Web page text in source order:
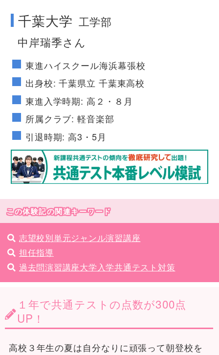
千葉大学 工学部
中岸瑞季さん
東進ハイスクール海浜幕張校
出身校: 千葉県立 千葉東高校
東進入学時期: 高２・８月
所属クラブ: 軽音楽部
引退時期: 高3・5月
この体験記の関連キーワード
志望校別単元ジャンル演習講座
担任指導
過去問演習講座大学入学共通テスト対策
１年で共通テストの点数が300点
UP！
高校３年生の夏は自分なりに頑張って朝登校を